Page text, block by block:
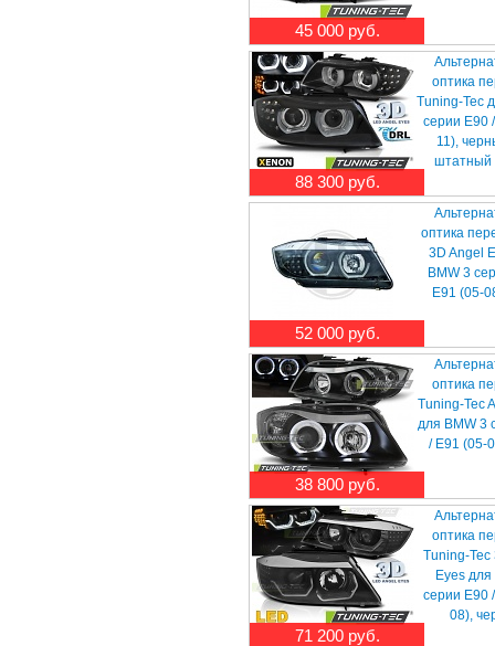
45 000 руб.
88 300 руб.
оптика
Tuning-Tec
серии E90
11),
штатный
52 000 руб.
оптика
3D Angel
BMW 3
E91 (05-
38 800 руб.
оптика
Tuning-Tec
для BMW 3
/ E91 (05-
71 200 руб.
оптика
Tuning-Tec
Eyes для
серии E90
08),